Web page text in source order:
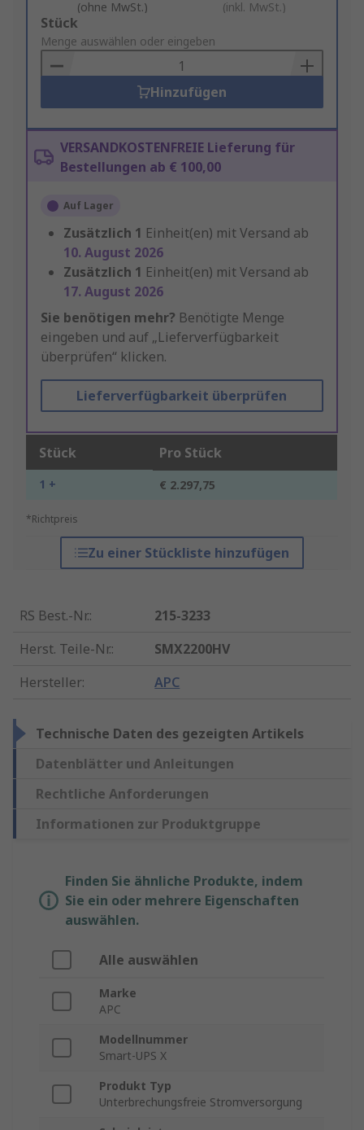
(ohne MwSt.) (inkl. MwSt.)
Add
to
Basket
Stück
Menge auswählen oder eingeben
Hinzufügen
VERSANDKOSTENFREIE Lieferung für
Bestellungen ab € 100,00
Auf Lager
Zusätzlich 1 Einheit(en) mit Versand ab
10. August 2026
Zusätzlich 1 Einheit(en) mit Versand ab
17. August 2026
Sie benötigen mehr? Benötigte Menge
eingeben und auf „Lieferverfügbarkeit
überprüfen“ klicken.
Lieferverfügbarkeit überprüfen
Stück Pro Stück
1 + € 2.297,75
*Richtpreis
Zu einer Stückliste hinzufügen
RS Best.-Nr.:
215-3233
Herst. Teile-Nr.:
SMX2200HV
Hersteller: APC
Technische Daten des gezeigten Artikels
Datenblätter und Anleitungen
Rechtliche Anforderungen
Informationen zur Produktgruppe
Finden Sie ähnliche Produkte, indem
Sie ein oder mehrere Eigenschaften
auswählen.
Alle auswählen
Marke
APC
Modellnummer
Smart-UPS X
Produkt Typ
Unterbrechungsfreie Stromversorgung